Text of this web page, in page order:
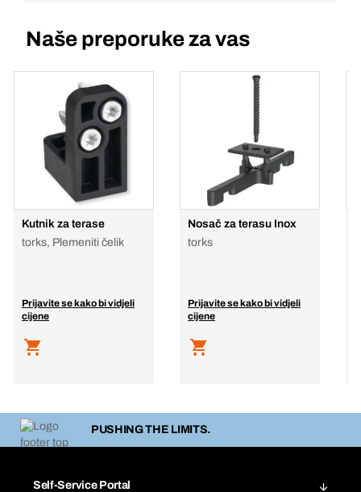
Naše preporuke za vas
Kutnik za terase
torks, Plemeniti čelik
Prijavite se kako bi vidjeli
cijene
Nosač za terasu Inox
torks
Prijavite se kako bi vidjeli
cijene
PUSHING THE LIMITS.
Self-Service Portal